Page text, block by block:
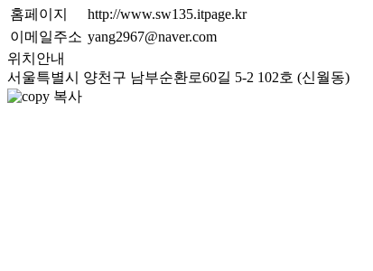
홈페이지
http://www.sw135.itpage.kr
이메일주소 yang2967@naver.com
위치안내
서울특별시 양천구 남부순환로60길 5-2 102호 (신월동)
복사